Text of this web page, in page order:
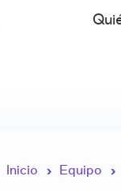
Inicio › Equipo ›